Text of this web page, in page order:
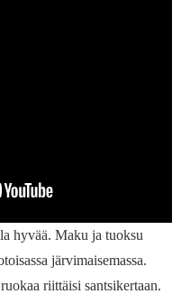
hyvää. Maku ja tuoksu
järvimaisemassa.
riittäisi santsikertaan.